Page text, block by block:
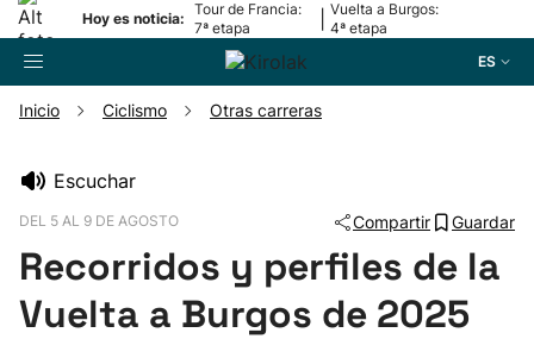
Hoy es noticia:
Tour de Francia:
7ª etapa
Vuelta a Burgos:
4ª etapa
ES
Pelota
Inicio Ciclismo Otras carreras
Escuchar
DEL 5 AL 9 DE AGOSTO Compartir Guardar
Recorridos y perfiles de la
Vuelta a Burgos de 2025